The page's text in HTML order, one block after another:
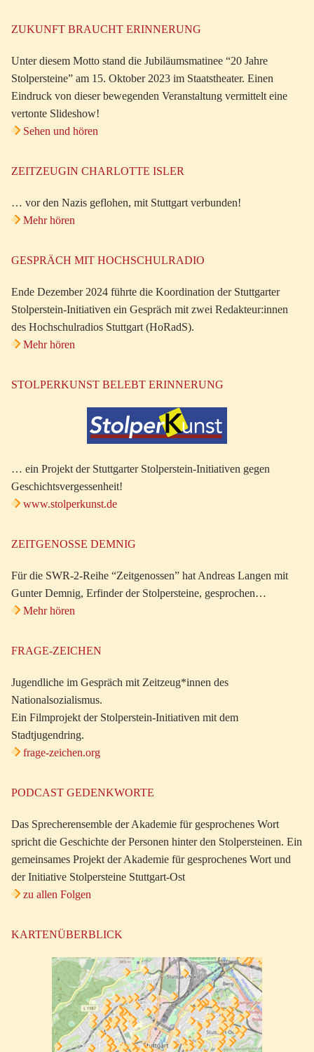
ZUKUNFT BRAUCHT ERINNERUNG
Unter diesem Motto stand die Jubiläumsmatinee “20 Jahre
Stolpersteine” am 15. Oktober 2023 im Staatstheater. Einen
Eindruck von dieser bewegenden Veranstaltung vermittelt eine
vertonte Slideshow!
Sehen und hören
ZEITZEUGIN CHARLOTTE ISLER
… vor den Nazis geflohen, mit Stuttgart verbunden!
Mehr hören
GESPRÄCH MIT HOCHSCHULRADIO
Ende Dezember 2024 führte die Koordination der Stuttgarter
Stolperstein-Initiativen ein Gespräch mit zwei Redakteur:innen
des Hochschulradios Stuttgart (HoRadS).
Mehr hören
STOLPERKUNST BELEBT ERINNERUNG
… ein Projekt der Stuttgarter Stolperstein-Initiativen gegen
Geschichtsvergessenheit!
www.stolperkunst.de
ZEITGENOSSE DEMNIG
Für die SWR-2-Reihe “Zeitgenossen” hat Andreas Langen mit
Gunter Demnig, Erfinder der Stolpersteine, gesprochen…
Mehr hören
FRAGE-ZEICHEN
Jugendliche im Gespräch mit Zeitzeug*innen des
Nationalsozialismus.
Ein Filmprojekt der Stolperstein-Initiativen mit dem
Stadtjugendring.
frage-zeichen.org
PODCAST GEDENKWORTE
Das Sprecherensemble der Akademie für gesprochenes Wort
spricht die Geschichte der Personen hinter den Stolpersteinen. Ein
gemeinsames Projekt der Akademie für gesprochenes Wort und
der Initiative Stolpersteine Stuttgart-Ost
zu allen Folgen
KARTENÜBERBLICK